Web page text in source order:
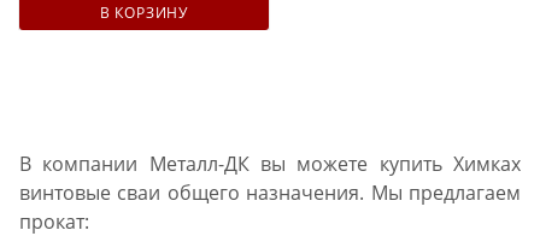
В КОРЗИНУ
В компании Металл-ДК вы можете купить Химках
винтовые сваи общего назначения. Мы предлагаем
прокат: